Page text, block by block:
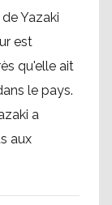
Yazaki
est
qu'elle ait
le pays.
a
aux